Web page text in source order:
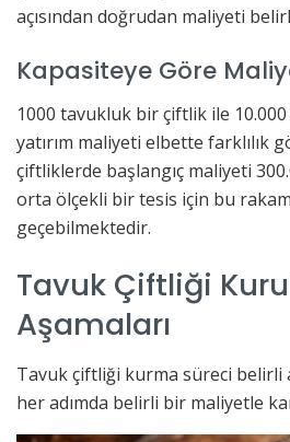
açısından doğrudan maliyeti
Kapasiteye Göre
1000 tavukluk bir çiftlik ile
yatırım maliyeti elbette farklılık
çiftliklerde başlangıç maliyeti
orta ölçekli bir tesis için bu rakam
geçebilmektedir.
Tavuk Çiftliği
Aşamaları
Tavuk çiftliği kurma süreci belirli
her adımda belirli bir maliyetle